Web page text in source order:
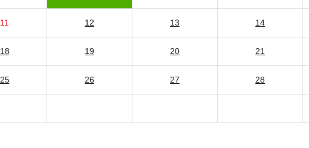
11 12 13 14
18 19 20 21
25 26 27 28